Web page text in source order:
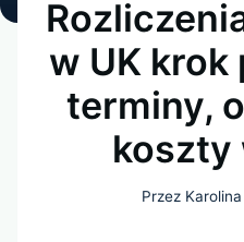
w UK
terminy,
koszty
Przez Karolina